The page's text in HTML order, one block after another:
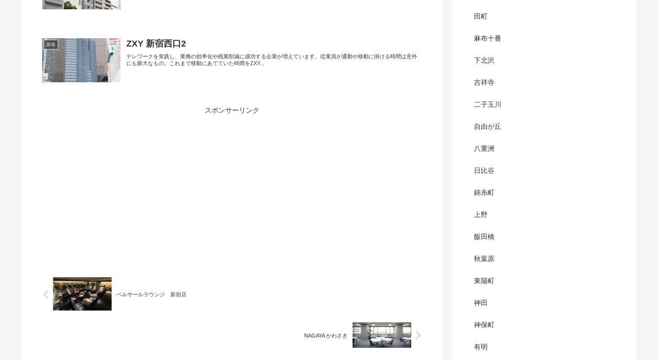
新宿 ZXY 新宿西口2
テレワークを実践し、業務の効率化や残業削減に成功する企業が増えています。従業員が通勤や移動に掛ける時間は意外
にも膨大なもの。これまで移動にあてていた時間をZXY...
スポンサーリンク
ベルサールラウンジ 新宿店
NAGAYA かわさき
田町
麻布十番
下北沢
吉祥寺
二子玉川
自由が丘
八重洲
日比谷
錦糸町
上野
飯田橋
秋葉原
東陽町
神田
神保町
有明